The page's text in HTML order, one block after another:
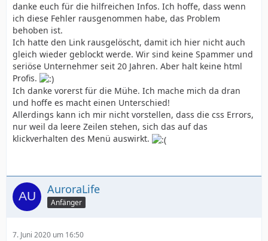
danke euch für die hilfreichen Infos. Ich hoffe, dass wenn
ich diese Fehler rausgenommen habe, das Problem
behoben ist.
Ich hatte den Link rausgelöscht, damit ich hier nicht auch
gleich wieder geblockt werde. Wir sind keine Spammer und
seriöse Unternehmer seit 20 Jahren. Aber halt keine html
Profis.
Ich danke vorerst für die Mühe. Ich mache mich da dran
und hoffe es macht einen Unterschied!
Allerdings kann ich mir nicht vorstellen, dass die css Errors,
nur weil da leere Zeilen stehen, sich das auf das
klickverhalten des Menü auswirkt.
AuroraLife
Anfänger
7. Juni 2020 um 16:50